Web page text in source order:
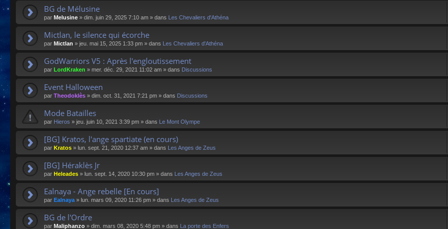
BG de Mélusine
par Melusine » dim. juin 29, 2025 7:10 am » dans Les Chevaliers d'Athéna
Mictlan, le silence qui écorche
par Mictlan » jeu. mai 15, 2025 1:33 pm » dans Les Chevaliers d'Athéna
GodWarriors V5 : Après l'engloutissement
par LordKraken » mer. déc. 29, 2021 11:02 am » dans Discussions
Event Halloween
par Theodoklès » dim. oct. 31, 2021 7:21 pm » dans Discussions
Mode Batailles
par Hieros » jeu. juin 10, 2021 3:39 pm » dans Le Mont Olympe
[BG] Kratos, l'ange spartiate (en cours)
par Kratos » lun. sept. 21, 2020 12:37 am » dans Les Anges de Zeus
[BG] Héraklès Jr
par Heleades » lun. sept. 14, 2020 10:30 pm » dans Les Anges de Zeus
Ealnaya - Ange rebelle [En cours]
par Ealnaya» lun. mars 09, 2020 11:26 pm » dans Les Anges de Zeus
BG de l'Ordre
par Maliphanzo » dim. mars 08, 2020 5:48 pm » dans La porte des Enfers